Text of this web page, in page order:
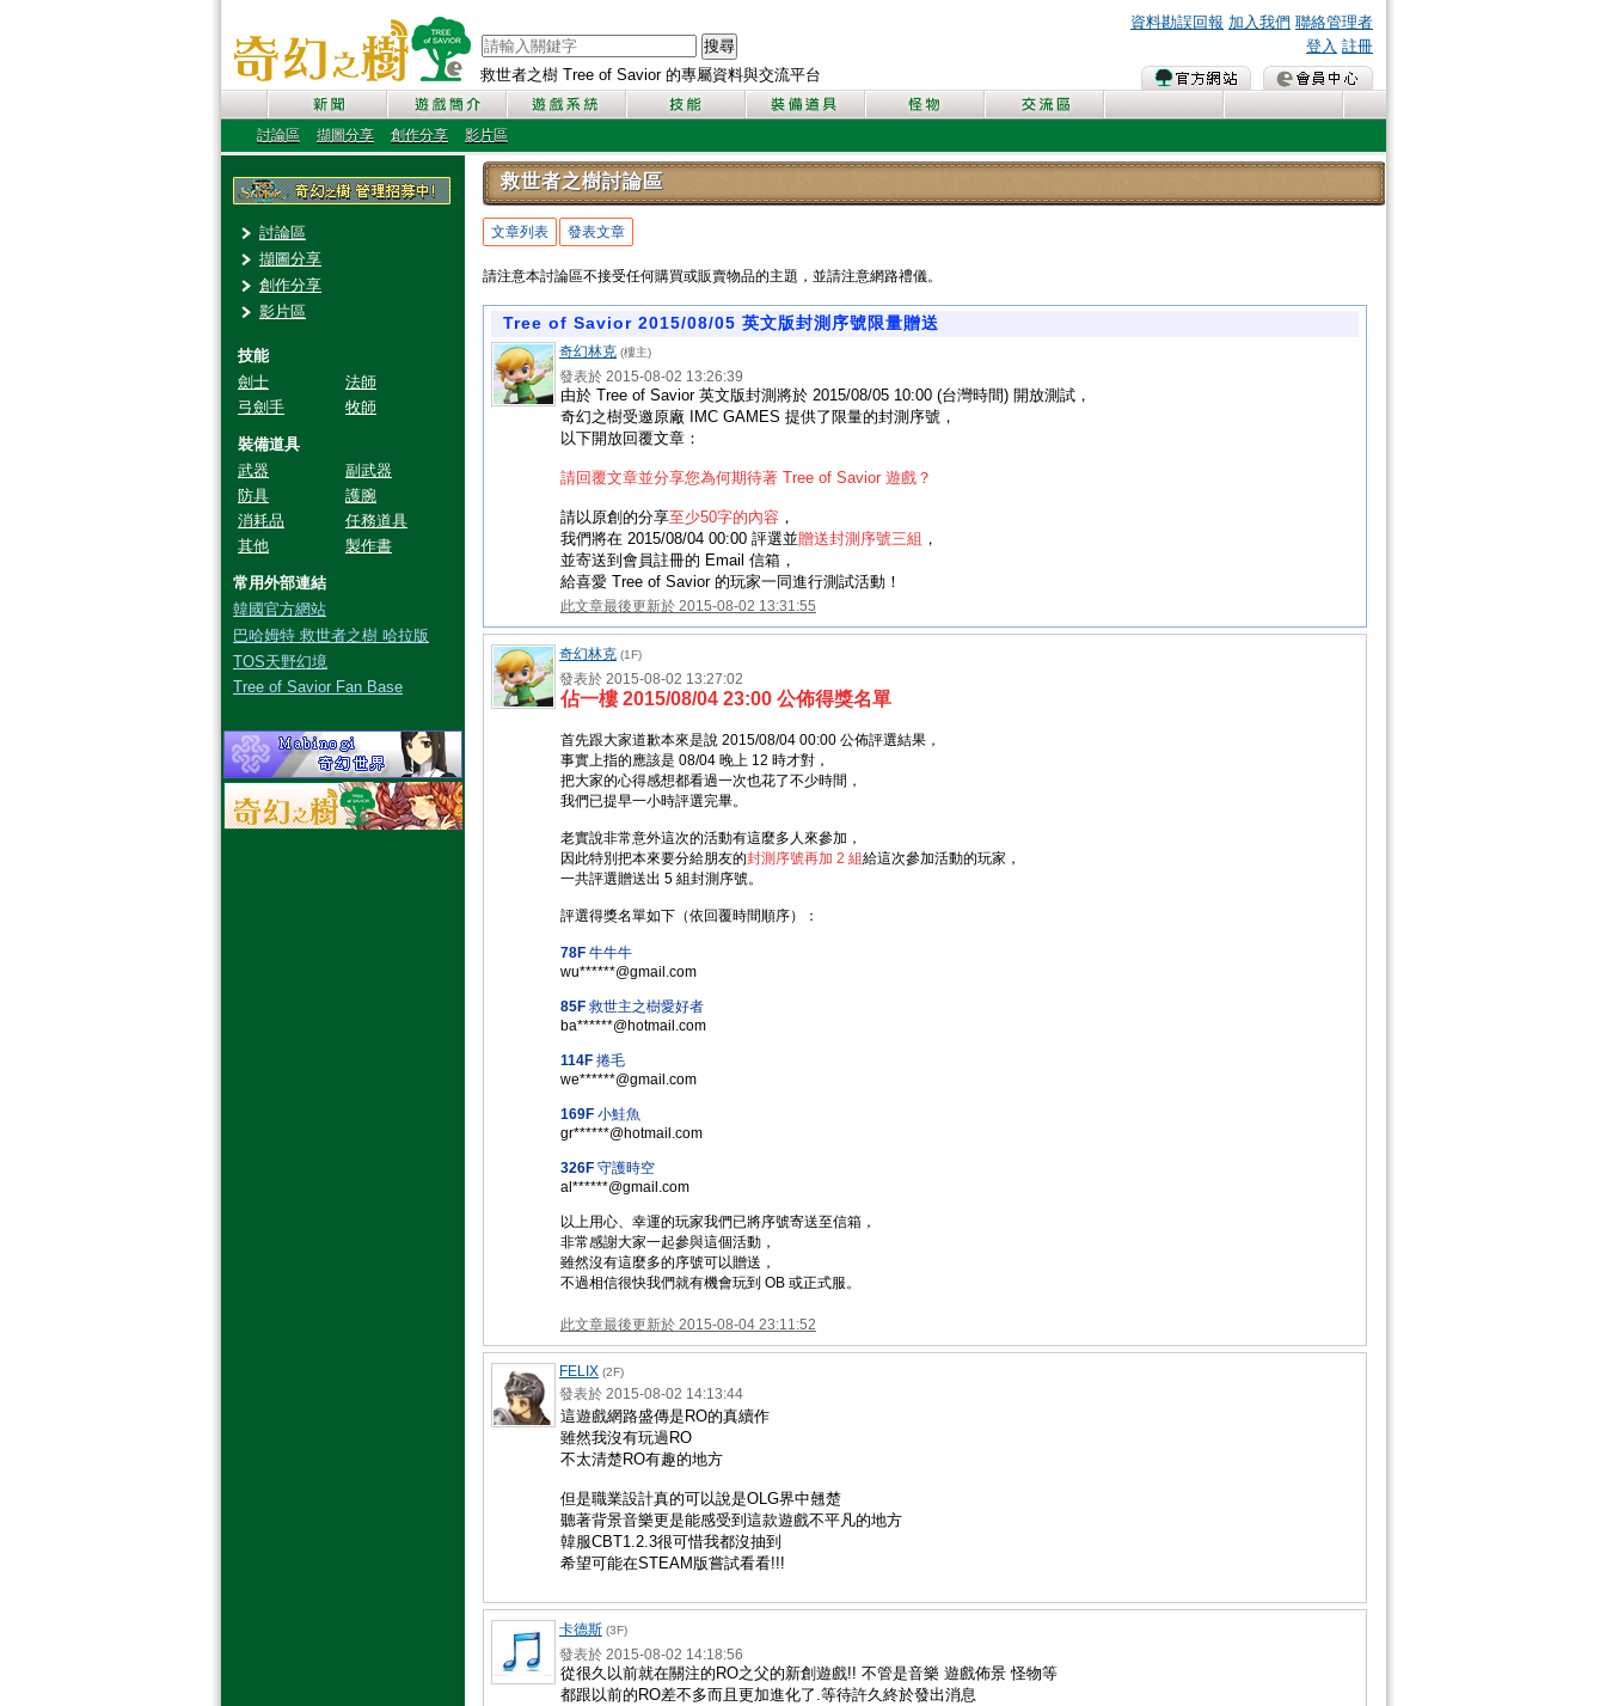
救世者之樹 Tree of Savior 的專屬資料與交流平台
搜尋
資料勘誤回報 加入我們 聯絡管理者
登入 註冊
討論區 擷圖分享 創作分享 影片區
討論區
擷圖分享
創作分享
影片區
技能
劍士
法師
弓劍手
牧師
裝備道具
武器
副武器
防具
護腕
消耗品
任務道具
其他
製作書
常用外部連結
韓國官方網站
巴哈姆特 救世者之樹 哈拉版
TOS天野幻境
Tree of Savior Fan Base
救世者之樹討論區
文章列表 發表文章
請注意本討論區不接受任何購買或販賣物品的主題，並請注意網路禮儀。
Tree of Savior 2015/08/05 英文版封測序號限量贈送
奇幻林克 (樓主)
發表於 2015-08-02 13:26:39
由於 Tree of Savior 英文版封測將於 2015/08/05 10:00 (台灣時間) 開放測試，
奇幻之樹受邀原廠 IMC GAMES 提供了限量的封測序號，
以下開放回覆文章：
請回覆文章並分享您為何期待著 Tree of Savior 遊戲？
請以原創的分享至少50字的內容 ，
我們將在 2015/08/04 00:00 評選並贈送封測序號三組 ，
並寄送到會員註冊的 Email 信箱，
給喜愛 Tree of Savior 的玩家一同進行測試活動！
此文章最後更新於 2015-08-02 13:31:55
奇幻林克 (1F)
發表於 2015-08-02 13:27:02
佔一樓 2015/08/04 23:00 公佈得獎名單
首先跟大家道歉本來是說 2015/08/04 00:00 公佈評選結果，
事實上指的應該是 08/04 晚上 12 時才對，
把大家的心得感想都看過一次也花了不少時間，
我們已提早一小時評選完畢。
老實說非常意外這次的活動有這麼多人來參加，
因此特別把本來要分給朋友的封測序號再加 2 組給這次參加活動的玩家，
一共評選贈送出 5 組封測序號。
評選得獎名單如下（依回覆時間順序）：
78F 牛牛牛
wu******@gmail.com
85F 救世主之樹愛好者
ba******@hotmail.com
114F 捲毛
we******@gmail.com
169F 小鮭魚
gr******@hotmail.com
326F 守護時空
al******@gmail.com
以上用心、幸運的玩家我們已將序號寄送至信箱，
非常感謝大家一起參與這個活動，
雖然沒有這麼多的序號可以贈送，
不過相信很快我們就有機會玩到 OB 或正式服。
此文章最後更新於 2015-08-04 23:11:52
FELIX (2F)
發表於 2015-08-02 14:13:44
這遊戲網路盛傳是RO的真續作
雖然我沒有玩過RO
不太清楚RO有趣的地方
但是職業設計真的可以說是OLG界中翹楚
聽著背景音樂更是能感受到這款遊戲不平凡的地方
韓服CBT1.2.3很可惜我都沒抽到
希望可能在STEAM版嘗試看看!!!
卡德斯 (3F)
發表於 2015-08-02 14:18:56
從很久以前就在關注的RO之父的新創遊戲!! 不管是音樂 遊戲佈景 怪物等
都跟以前的RO差不多而且更加進化了.等待許久終於發出消息